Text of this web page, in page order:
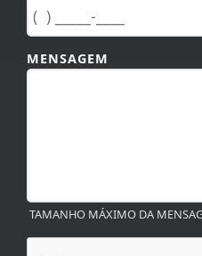
MENSAGEM
TAMANHO MÁXIMO DA